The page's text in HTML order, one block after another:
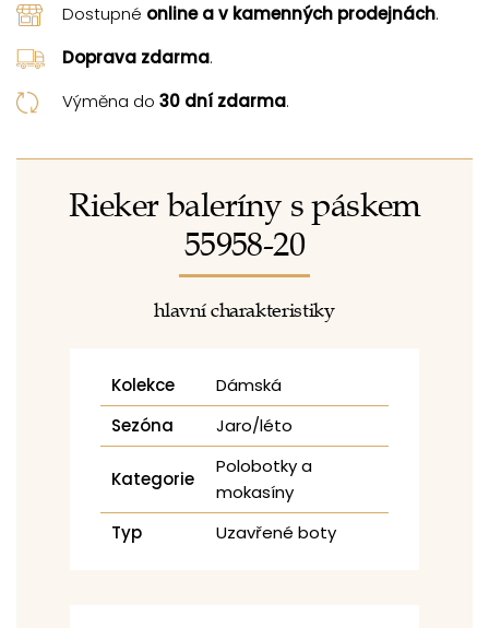
Dostupné online a v kamenných prodejnách.
Doprava zdarma.
Výměna do 30 dní zdarma.
Rieker baleríny s páskem
55958-20
hlavní charakteristiky
Kolekce
Dámská
Sezóna
Jaro/léto
Kategorie
Polobotky a
mokasíny
Typ
Uzavřené boty